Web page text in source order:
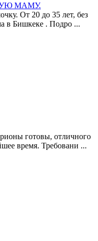
МАМУ.
От 20 до 35 лет, без
в Бишкеке . Подро ...
готовы, отличного
время. Требовани ...